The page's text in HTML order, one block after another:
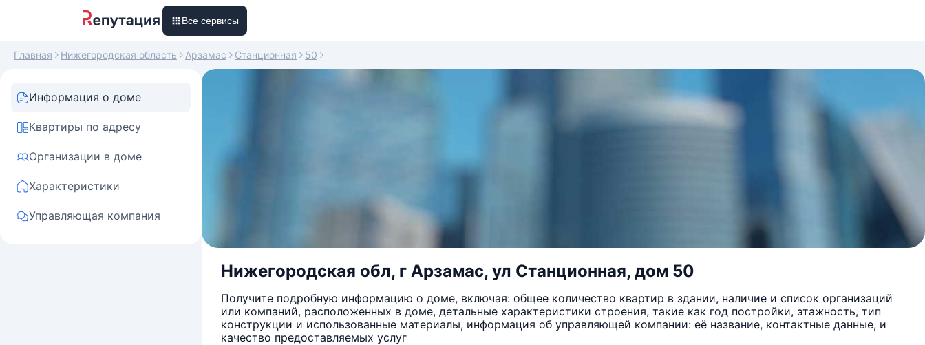
Все сервисы
Главная Нижегородская область Арзамас Станционная 50
Информация о доме
Квартиры по адресу
Организации в доме
Характеристики
Управляющая компания
Нижегородская обл, г Арзамас, ул Станционная, дом 50
Получите подробную информацию о доме, включая: общее количество квартир в здании, наличие и список организаций
или компаний, расположенных в доме, детальные характеристики строения, такие как год постройки, этажность, тип
конструкции и использованные материалы, информация об управляющей компании: её название, контактные данные, и
качество предоставляемых услуг